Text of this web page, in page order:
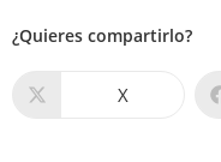
¿Quieres compartirlo?
X